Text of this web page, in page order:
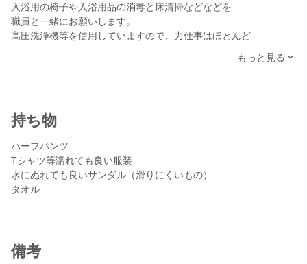
入浴用の椅子や入浴用品の消毒と床清掃などなどを
職員と一緒にお願いします。
高圧洗浄機等を使用していますので、力仕事はほとんど
施設の雰囲気を知りたい方、介護未経験でも施設のお仕事に興味
もっと見る
持ち物
ハーフパンツ
Tシャツ等濡れても良い服装
水にぬれても良いサンダル（滑りにくいもの）
タオル
備考